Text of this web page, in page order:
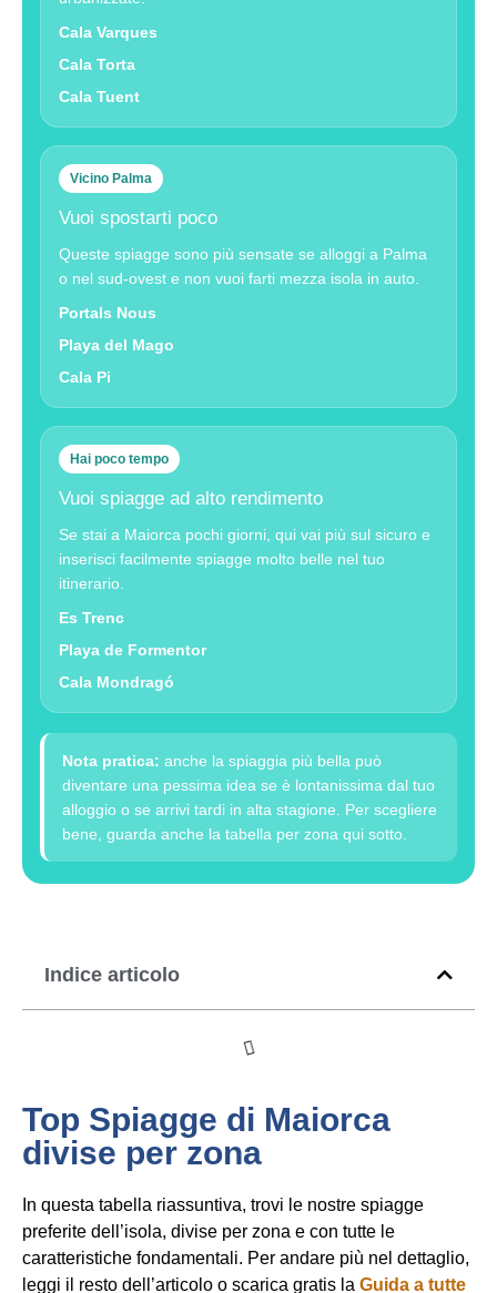
Cala Varques
Cala Torta
Cala Tuent
Vicino Palma
Vuoi spostarti poco
Queste spiagge sono più sensate se alloggi a Palma
o nel sud-ovest e non vuoi farti mezza isola in auto.
Portals Nous
Playa del Mago
Cala Pi
Hai poco tempo
Vuoi spiagge ad alto rendimento
Se stai a Maiorca pochi giorni, qui vai più sul sicuro e
inserisci facilmente spiagge molto belle nel tuo
itinerario.
Es Trenc
Playa de Formentor
Cala Mondragó
Nota pratica: anche la spiaggia più bella può
diventare una pessima idea se è lontanissima dal tuo
alloggio o se arrivi tardi in alta stagione. Per scegliere
bene, guarda anche la tabella per zona qui sotto.
Indice articolo
Top Spiagge di Maiorca
divise per zona
In questa tabella riassuntiva, trovi le nostre spiagge
preferite dell’isola, divise per zona e con tutte le
caratteristiche fondamentali. Per andare più nel dettaglio,
leggi il resto dell’articolo o scarica gratis la Guida a tutte